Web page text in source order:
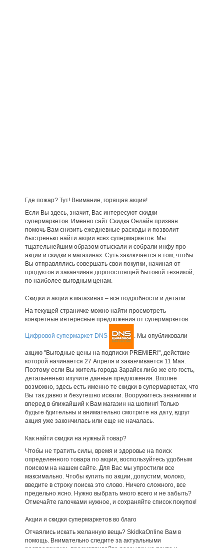
Где пожар? Тут! Внимание, горящая акция!
Если Вы здесь, значит, Вас интересуют скидки
супермаркетов. Именно сайт Скидка Онлайн призван
помочь Вам снизить ежедневные расходы и позволит
быстренько найти акции всех супермаркетов. Мы
тщательнейшим образом отыскали и собрали инфу про
акции и скидки в магазинах. Суть заключается в том, чтобы
Вы отправлялись совершать свои покупки, начиная от
продуктов и заканчивая дорогостоящей бытовой техникой,
по наиболее выгодным ценам.
Скидки и акции в магазинах – все подробности и детали
На текущей страничке можно найти просмотреть
конкретные интересные предложения от супермаркетов
Цифровой супермаркет DNS . Мы опубликовали
акцию "Выгодные цены на подписки PREMIER!", действие
которой начинается 27 Апреля и заканчивается 11 Мая.
Поэтому если Вы житель города Зарайск либо же его гость,
детальненько изучите данные предложения. Вполне
возможно, здесь есть именно те скидки в супермаркетах, что
Вы так давно и безутешно искали. Вооружитесь знаниями и
вперед в ближайший к Вам магазин на шопинг! Только
будьте бдительны и внимательно смотрите на дату, вдруг
акция уже закончилась или еще не началась.
Как найти скидки на нужный товар?
Чтобы не тратить силы, время и здоровье на поиск
определенного товара по акции, воспользуйтесь удобным
поиском на нашем сайте. Для Вас мы упростили все
максимально. Чтобы купить по акции, допустим, молоко,
введите в строку поиска это слово. Ничего сложного, все
предельно ясно. Нужно выбрать много всего и не забыть?
Отмечайте галочками нужное, и сохраняйте список покупок!
Акции и скидки супермаркетов во благо
Отчаялись искать желанную вещь? SkidkaOnline Вам в
помощь. Внимательно следите за актуальными